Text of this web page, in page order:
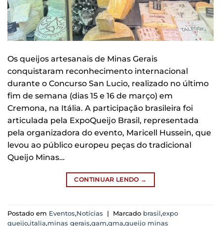
Os queijos artesanais de Minas Gerais
conquistaram reconhecimento internacional
durante o Concurso San Lucio, realizado no último
fim de semana (dias 15 e 16 de março) em
Cremona, na Itália. A participação brasileira foi
articulada pela ExpoQueijo Brasil, representada
pela organizadora do evento, Maricell Hussein, que
levou ao público europeu peças do tradicional
Queijo Minas…
CONTINUAR LENDO →
Postado em Eventos,Notícias | Marcado brasil,expo
queijo,italia,minas gerais,qam,qma,queijo minas